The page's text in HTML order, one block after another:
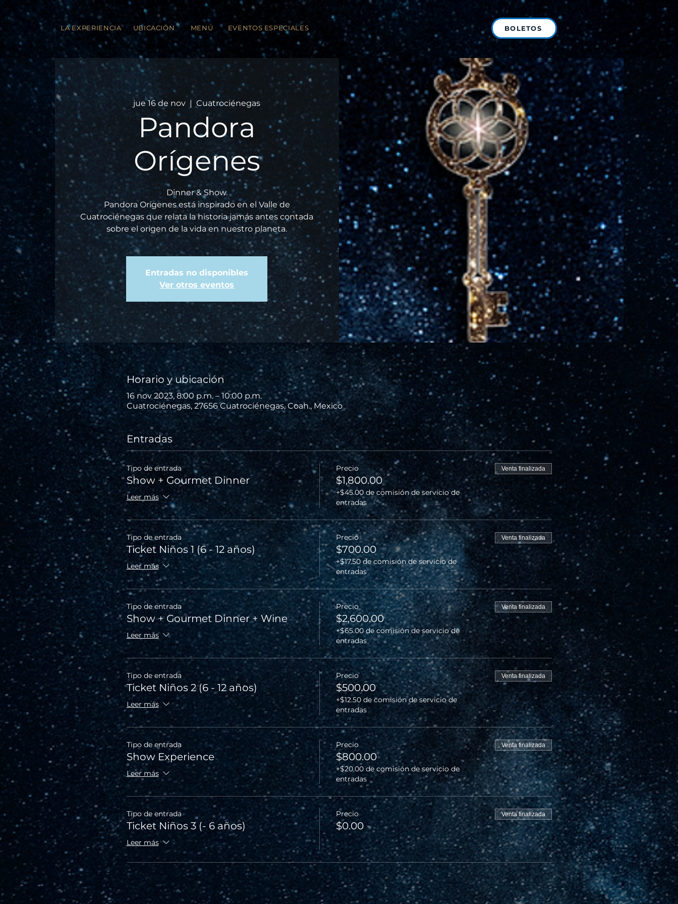
LA EXPERIENCIA UBICACIÓN MENÚ EVENTOS ESPECIALES BOLETOS
jue 16 de nov
  |
Cuatrociénegas
Pandora
Orígenes
Dinner & Show.
Pandora Orígenes está inspirado en el Valle de
Cuatrociénegas que relata la historia jamás antes contada
sobre el origen de la vida en nuestro planeta.
Entradas no disponibles
Ver otros eventos
Horario y ubicación
16 nov 2023, 8:00 p.m. – 10:00 p.m.
Cuatrociénegas, 27656 Cuatrociénegas, Coah., Mexico
Entradas
Tipo de entrada
Show + Gourmet Dinner
Leer más
Precio
$1,800.00
+$45.00 de comisión de servicio de
entradas
Venta finalizada
Tipo de entrada
Ticket Niños 1 (6 - 12 años)
Leer más
Precio
$700.00
+$17.50 de comisión de servicio de
entradas
Venta finalizada
Tipo de entrada
Show + Gourmet Dinner + Wine
Leer más
Precio
$2,600.00
+$65.00 de comisión de servicio de
entradas
Venta finalizada
Tipo de entrada
Ticket Niños 2 (6 - 12 años)
Leer más
Precio
$500.00
+$12.50 de comisión de servicio de
entradas
Venta finalizada
Tipo de entrada
Show Experience
Leer más
Precio
$800.00
+$20.00 de comisión de servicio de
entradas
Venta finalizada
Tipo de entrada
Ticket Niños 3 (- 6 años)
Leer más
Precio
$0.00
Venta finalizada